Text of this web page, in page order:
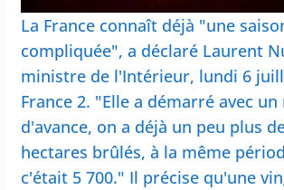
La France connaît déjà "une
compliquée", a déclaré Laurent
ministre de l'Intérieur, lundi 6
France 2. "Elle a démarré avec un
d'avance, on a déjà un peu plus
hectares brûlés, à la même
c'était 5 700." Il précise qu'une